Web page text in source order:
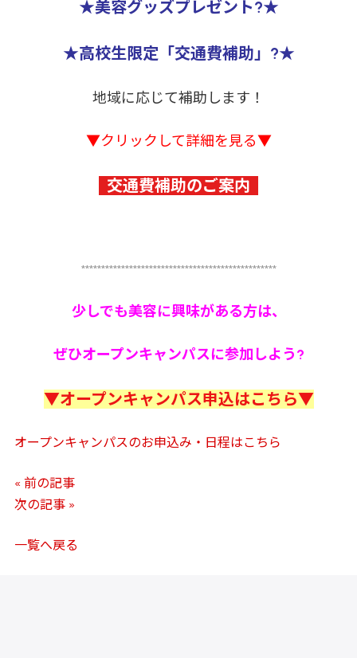
★美容グッズプレゼント?★
★高校生限定「交通費補助」?★
地域に応じて補助します！
▼クリックして詳細を見る▼
交通費補助のご案内
*************************************************
少しでも美容に興味がある方は、
ぜひオープンキャンパスに参加しよう?
▼オープンキャンパス申込はこちら▼
オープンキャンパスのお申込み・日程はこちら
« 前の記事
次の記事 »
一覧へ戻る